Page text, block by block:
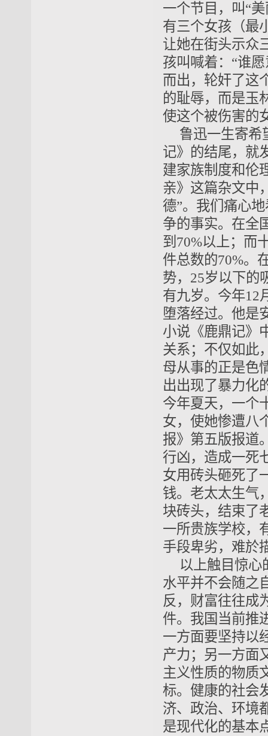
一个节目，叫“
有三个女孩（最
让她在街头示众
孩叫喊着：“谁
而出，轮奸了这
的耻辱，而是玉
使这个被伤害的
鲁迅一生寄希
记》的结尾，就
建家族制度和伦
亲》这篇杂文中
德”。我们痛心
争的事实。在全
到70%以上；而
件总数的70%。
势，25岁以下的
有九岁。今年12
堕落经过。他是
小说《鹿鼎记》
关系；不仅如此
母从事的正是色
出出现了暴力化
今年夏天，一个
女，使她惨遭八
报》第五版报道
行凶，造成一死
女用砖头砸死了
钱。老太太生气
块砖头，结束了
一所贵族学校，
手段卑劣，难於
以上触目惊心
水平并不会随之
反，财富往往成
件。我国当前推
一方面要坚持以
产力；另一方面
主义性质的物质
标。健康的社会
济、政治、环境
是现代化的基本